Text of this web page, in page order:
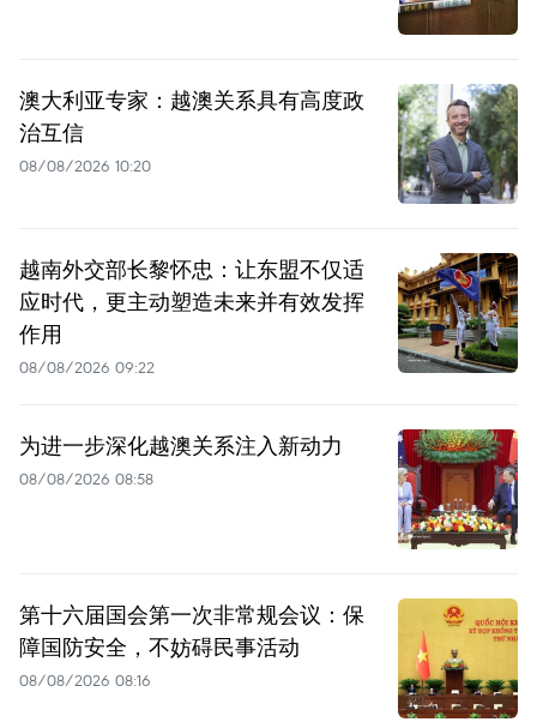
澳大利亚专家：越澳关系具有高度政
治互信
08/08/2026 10:20
越南外交部长黎怀忠：让东盟不仅适
应时代，更主动塑造未来并有效发挥
作用
08/08/2026 09:22
为进一步深化越澳关系注入新动力
08/08/2026 08:58
第十六届国会第一次非常规会议：保
障国防安全，不妨碍民事活动
08/08/2026 08:16